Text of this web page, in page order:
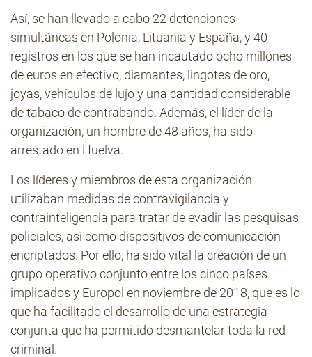
Así, se han llevado a cabo 22 detenciones
simultáneas en Polonia, Lituania y España, y 40
registros en los que se han incautado ocho millones
de euros en efectivo, diamantes, lingotes de oro,
joyas, vehículos de lujo y una cantidad considerable
de tabaco de contrabando. Además, el líder de la
organización, un hombre de 48 años, ha sido
arrestado en Huelva.
Los líderes y miembros de esta organización
utilizaban medidas de contravigilancia y
contrainteligencia para tratar de evadir las pesquisas
policiales, así como dispositivos de comunicación
encriptados. Por ello, ha sido vital la creación de un
grupo operativo conjunto entre los cinco países
implicados y Europol en noviembre de 2018, que es lo
que ha facilitado el desarrollo de una estrategia
conjunta que ha permitido desmantelar toda la red
criminal.